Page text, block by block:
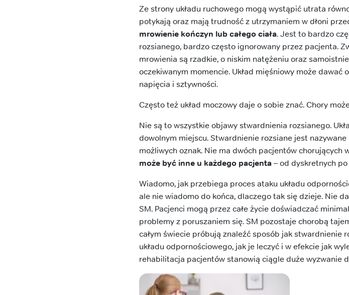
Ze strony układu ruchowego mogą wystąpić utrata
potykają oraz mają trudność z utrzymaniem w dłoni
mrowienie kończyn lub całego ciała. Jest to bardzo
rozsianego, bardzo często ignorowany przez pacjenta.
mrowienia są rzadkie, o niskim natężeniu oraz
oczekiwanym momencie. Układ mięśniowy może
napięcia i sztywności.
Często też układ moczowy daje o sobie znać. Chory
Nie są to wszystkie objawy stwardnienia rozsianego.
dowolnym miejscu. Stwardnienie rozsiane jest
możliwych oznak. Nie ma dwóch pacjentów chorujących
może być inne u każdego pacjenta– od dyskretnych
Wiadomo, jak przebiega proces ataku układu
ale nie wiadomo do końca, dlaczego tak się dzieje. Nie
SM. Pacjenci mogą przez całe życie doświadczać
problemy z poruszaniem się. SM pozostaje chorobą
całym świecie próbują znaleźć sposób jak stwardnienie
układu odpornościowego, jak je leczyć i w efekcie jak
rehabilitacja pacjentów stanowią ciągle duże wyzwanie